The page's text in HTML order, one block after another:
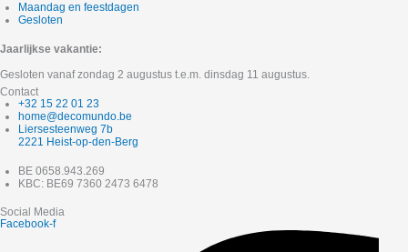
Maandag en feestdagen
Gesloten
Jaarlijkse vakantie:
Gesloten vanaf zondag 2 augustus t.e.m. dinsdag 11 augustus.
Contact
+32 15 22 01 23
home@decomundo.be
Liersesteenweg 7b
2221 Heist-op-den-Berg
BE 0658.943.269
KBC: BE69 7360 2473 6478
Social Media
Facebook-f